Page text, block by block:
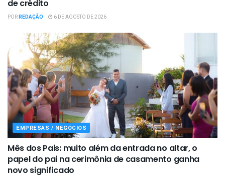
de crédito
PORREDAÇÃO 6 DE AGOSTO DE 2026
EMPRESAS / NEGÓCIOS
Mês dos Pais: muito além da entrada no altar, o
papel do pai na cerimônia de casamento ganha
novo significado